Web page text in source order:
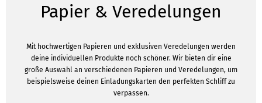
Papier & Veredelungen
Mit hochwertigen Papieren und exklusiven Veredelungen werden
deine individuellen Produkte noch schöner. Wir bieten dir eine
große Auswahl an verschiedenen Papieren und Veredelungen, um
beispielsweise deinen Einladungskarten den perfekten Schliff zu
verpassen.